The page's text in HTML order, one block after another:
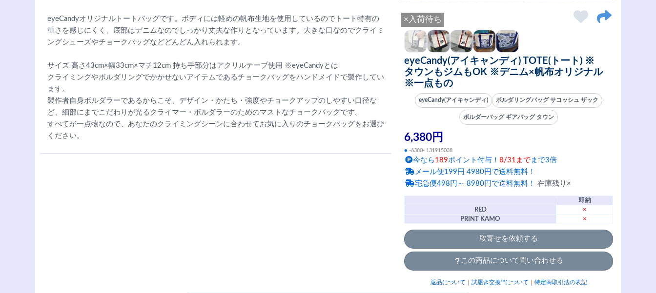
×入荷待ち
eyeCandy(アイキャンディ) TOTE(トート) ※
タウンもジムもOK ※デニム×帆布オリジナル
※一点もの
eyeCandy(アイキャンディ) ボルダリングバッグ サコッシュ ザック
ボルダーバッグ ギアバッグ タウン
6,380円
● -6380- 131915038
今なら 189ポイント付与！ 8/31まで まで3倍
メール便199円 4980円で送料無料！
宅急便498円～ 8980円で送料無料！ 在庫残り×
即納
RED
×
PRINT KAMO
×
取寄せを依頼する
この商品について問い合わせる
返品について 試履き交換™について 特定商取引法の表記
eyeCandyオリジナルトートバッグです。ボディには軽めの帆布生地を使用しているのでトート特有の
重さを感じにくく、底部はデニムなのでしっかり丈夫な作りとなっています。大きな口なのでクライミ
ングシューズやチョークバッグなどどんどん入れられます。
サイズ 高さ43cm×幅33cm×マチ12cm 持ち手部分はアクリルテープ使用 ※eyeCandyとは
クライミングやボルダリングでかかせないアイテムであるチョークバッグをハンドメイドで製作してい
ます。
製作者自身ボルダラーであるからこそ、デザイン・かたち・強度やチョークアップのしやすい口径な
ど、細部にまでこだわりが光るクライマー・ボルダラーのためのマストなチョークバッグです。
すべてが一点物なので、あなたのクライミングシーンに合わせてお気に入りのチョークバッグをお選び
ください。